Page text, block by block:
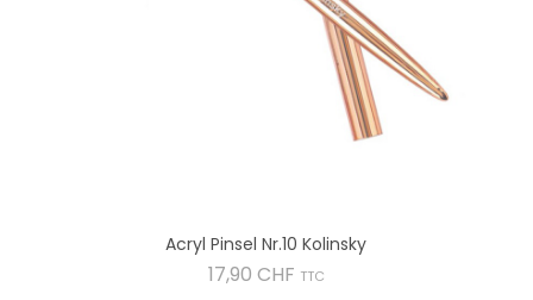
Acryl Pinsel Nr.10 Kolinsky
17,90 CHF Preis
TTC